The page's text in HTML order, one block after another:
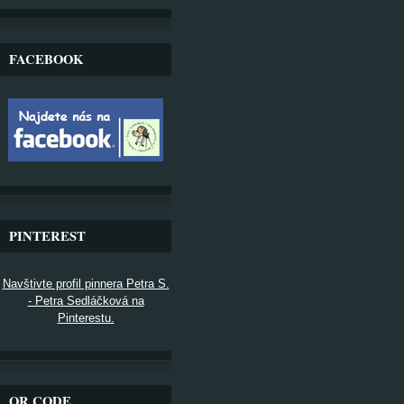
FACEBOOK
PINTEREST
Navštivte profil pinnera Petra S.
- Petra Sedláčková na
Pinterestu.